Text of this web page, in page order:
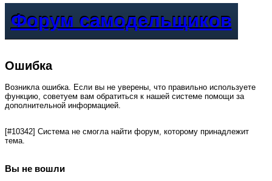
Форум самодельщиков
Ошибка
Возникла ошибка. Если вы не уверены, что правильно используете
функцию, советуем вам обратиться к нашей системе помощи за
дополнительной информацией.
[#10342] Система не смогла найти форум, которому принадлежит
тема.
Вы не вошли